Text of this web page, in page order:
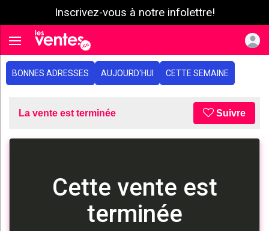
Inscrivez-vous à notre infolettre!
Toggle navigation
BONNES ADRESSES AUJOURD'HUI CETTE SEMAINE
La vente est terminée Suivre
Cette vente est
terminée